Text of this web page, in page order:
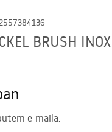
BRUSH
e-maila.